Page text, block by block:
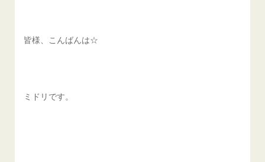
皆様、こんばんは☆
ミドリです。